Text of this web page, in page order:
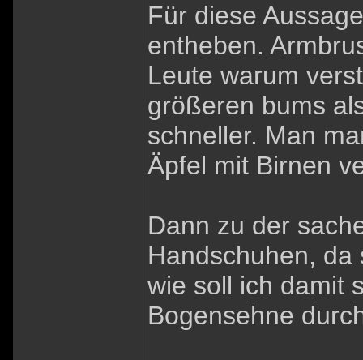
Für diese
entheben.
Leute warum
größeren bums
schneller. Man
Äpfel mit Birnen
Dann zu der
Handschuhen,
wie soll ich damit
Bogensehne